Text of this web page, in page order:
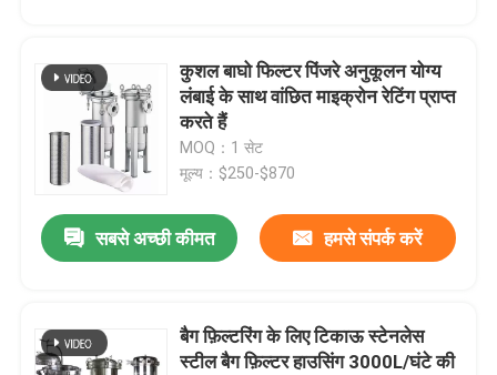
कुशल बाघो फिल्टर पिंजरे अनुकूलन योग्य
लंबाई के साथ वांछित माइक्रोन रेटिंग प्राप्त
करते हैं
MOQ：1 सेट
मूल्य：$250-$870
सबसे अच्छी कीमत हमसे संपर्क करें
बैग फ़िल्टरिंग के लिए टिकाऊ स्टेनलेस
स्टील बैग फ़िल्टर हाउसिंग 3000L/घंटे की